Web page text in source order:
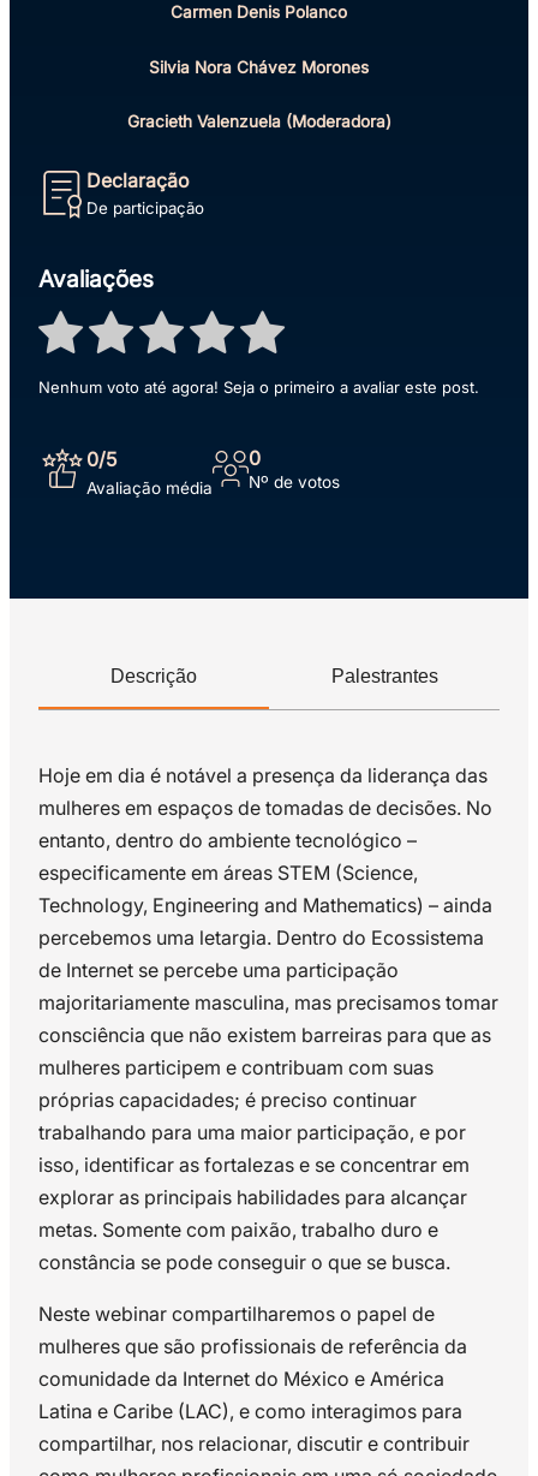
Carmen Denis Polanco
Silvia Nora Chávez Morones
Gracieth Valenzuela (Moderadora)
Declaração
De participação
Avaliações
Nenhum voto até agora! Seja o primeiro a avaliar este post.
0/5
Avaliação média
0
Nº de votos
Descrição Palestrantes
Hoje em dia é notável a presença da liderança das
mulheres em espaços de tomadas de decisões. No
entanto, dentro do ambiente tecnológico –
especificamente em áreas STEM (Science,
Technology, Engineering and Mathematics) – ainda
percebemos uma letargia. Dentro do Ecossistema
de Internet se percebe uma participação
majoritariamente masculina, mas precisamos tomar
consciência que não existem barreiras para que as
mulheres participem e contribuam com suas
próprias capacidades; é preciso continuar
trabalhando para uma maior participação, e por
isso, identificar as fortalezas e se concentrar em
explorar as principais habilidades para alcançar
metas. Somente com paixão, trabalho duro e
constância se pode conseguir o que se busca.
Neste webinar compartilharemos o papel de
mulheres que são profissionais de referência da
comunidade da Internet do México e América
Latina e Caribe (LAC), e como interagimos para
compartilhar, nos relacionar, discutir e contribuir